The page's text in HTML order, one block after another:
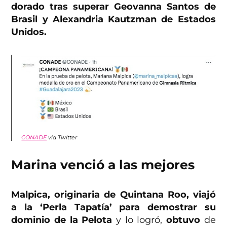
dorado tras superar Geovanna Santos de
Brasil y Alexandria Kautzman de Estados
Unidos.
CONADEvía Twitter
Marina venció a las mejores
Malpica, originaria de Quintana Roo, viajó
a la ‘Perla Tapatía’ para demostrar su
dominio de la Pelota y lo logró, obtuvo de